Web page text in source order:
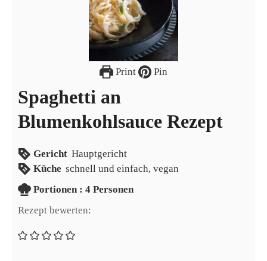
Print Pin
Spaghetti an
Blumenkohlsauce Rezept
Gericht Hauptgericht
Küche schnell und einfach, vegan
Portionen
Portionen :4 Personen
Rezept bewerten: